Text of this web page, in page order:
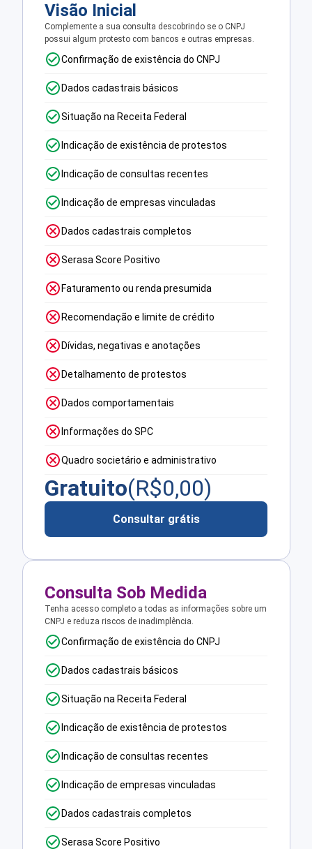
Visão Inicial
Complemente a sua consulta descobrindo se o CNPJ
possui algum protesto com bancos e outras empresas.
Confirmação de existência do CNPJ
Dados cadastrais básicos
Situação na Receita Federal
Indicação de existência de protestos
Indicação de consultas recentes
Indicação de empresas vinculadas
Dados cadastrais completos
Serasa Score Positivo
Faturamento ou renda presumida
Recomendação e limite de crédito
Dívidas, negativas e anotações
Detalhamento de protestos
Dados comportamentais
Informações do SPC
Quadro societário e administrativo
Gratuito(R$0,00)
Consultar grátis
Consulta Sob Medida
Tenha acesso completo a todas as informações sobre um
CNPJ e reduza riscos de inadimplência.
Confirmação de existência do CNPJ
Dados cadastrais básicos
Situação na Receita Federal
Indicação de existência de protestos
Indicação de consultas recentes
Indicação de empresas vinculadas
Dados cadastrais completos
Serasa Score Positivo